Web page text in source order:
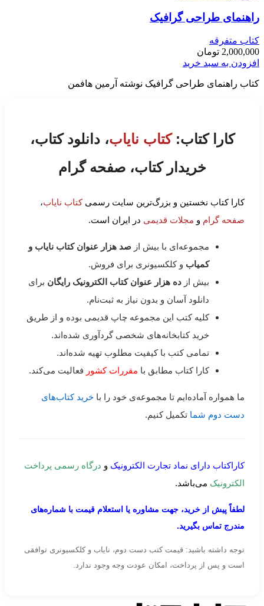
راهنمای طراحی گرافیک
کتاب متفرقه
2,000,000 تومان
افزودن به سبد خرید
کتاب راهنمای طراحی گرافیک نوشته آرمین هافمن
کارا کتاب:کتاب نایاب، دانلود کتاب،
خریدار کتاب، صفحه گرام
کارا کتاب نخستین و بزرگ‌ترین سایت رسمیکتاب نایاب،
صفحه گرام و مجلات قدیمی در ایران است.
مجموعه‌ای با بیش از صد هزار عنوان کتاب نایاب و
کمیاب و کلکسیونری برای فروش.
بیش از ده هزار عنوان کتاب الکترونیک رایگان برای
دانلود آسان و بدون نیاز به ثبت‌نام.
کلیه کتب این مجموعه چاپ قدیمی بوده و از طریق
خرید کتابخانه‌های شخصی گردآوری شده‌اند.
تمامی کتب با کیفیت مطلوب تهیه شده‌اند.
کارا کتاب مطابق با مقررات کشور فعالیت می‌کند.
ما همواره آماده‌ایم تا مجموعه‌ی خود را با خرید کتاب‌های
دست دوم شما تکمیل کنیم.
کاراکتاب دارای نماد تجارت الکترونیک و درگاه رسمی پرداخت
الکترونیک می‌باشد.
لطفاً پیش از خرید، جهت مشاوره یا استعلام قیمت با شماره‌های
مندرج تماس بگیرید.
توجه داشته باشید: قیمت کتب دست دوم، نایاب و کلکسیونری توافقی
است و پس از پرداخت، امکان عودت وجه وجود ندارد.